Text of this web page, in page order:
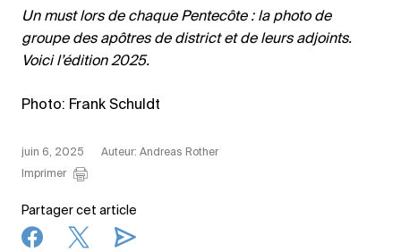
Un must lors de chaque Pentecôte : la photo de
groupe des apôtres de district et de leurs adjoints.
Voici l’édition 2025.
Photo: Frank Schuldt
juin 6, 2025
Auteur: Andreas Rother
Imprimer
Partager cet article